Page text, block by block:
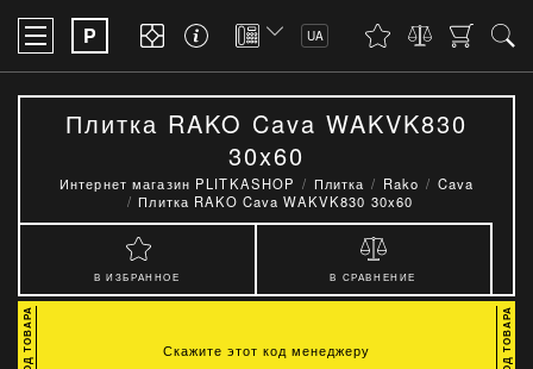
P UA
Плитка RAKO Cava WAKVK830
30x60
Интернет магазин PLITKASHOP Плитка Rako
Cava
Плитка RAKO Cava WAKVK830 30x60
В ИЗБРАННОЕ В СРАВНЕНИЕ
Скажите этот код менеджеру